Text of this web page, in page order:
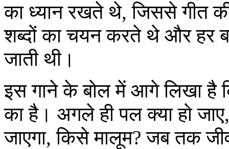
का ध्यान रखते थे, जिससे गीत
शब्दों का चयन करते थे और हर
जाती थी।
इस गाने के बोल में आगे लिखा है
का है। अगले ही पल क्या हो
जाएगा, किसे मालूम? जब तक